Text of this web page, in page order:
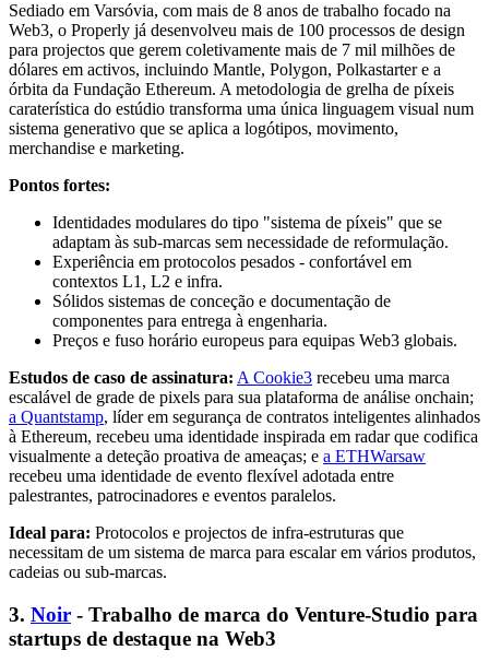
Sediado em Varsóvia, com mais de 8 anos de trabalho focado na
Web3, o Properly já desenvolveu mais de 100 processos de design
para projectos que gerem coletivamente mais de 7 mil milhões de
dólares em activos, incluindo Mantle, Polygon, Polkastarter e a
órbita da Fundação Ethereum. A metodologia de grelha de píxeis
caraterística do estúdio transforma uma única linguagem visual num
sistema generativo que se aplica a logótipos, movimento,
merchandise e marketing.
Pontos fortes:
Identidades modulares do tipo "sistema de píxeis" que se
adaptam às sub-marcas sem necessidade de reformulação.
Experiência em protocolos pesados - confortável em
contextos L1, L2 e infra.
Sólidos sistemas de conceção e documentação de
componentes para entrega à engenharia.
Preços e fuso horário europeus para equipas Web3 globais.
Estudos de caso de assinatura: A Cookie3 recebeu uma marca
escalável de grade de pixels para sua plataforma de análise onchain;
a Quantstamp, líder em segurança de contratos inteligentes alinhados
à Ethereum, recebeu uma identidade inspirada em radar que codifica
visualmente a deteção proativa de ameaças; e a ETHWarsaw
recebeu uma identidade de evento flexível adotada entre
palestrantes, patrocinadores e eventos paralelos.
Ideal para: Protocolos e projectos de infra-estruturas que
necessitam de um sistema de marca para escalar em vários produtos,
cadeias ou sub-marcas.
3. Noir - Trabalho de marca do Venture-Studio para
startups de destaque na Web3